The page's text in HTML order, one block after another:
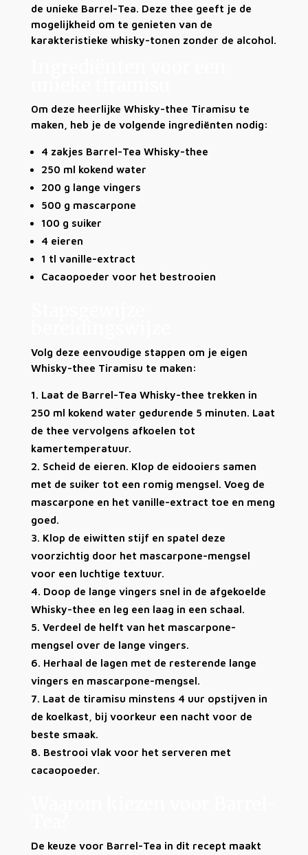
de unieke Barrel-Tea. Deze thee geeft je de
mogelijkheid om te genieten van de
karakteristieke whisky-tonen zonder de alcohol.
Om deze heerlijke Whisky-thee Tiramisu te
maken, heb je de volgende ingrediënten nodig:
4 zakjes Barrel-Tea Whisky-thee
250 ml kokend water
200 g lange vingers
500 g mascarpone
100 g suiker
4 eieren
1 tl vanille-extract
Cacaopoeder voor het bestrooien
Volg deze eenvoudige stappen om je eigen
Whisky-thee Tiramisu te maken:
Laat de Barrel-Tea Whisky-thee trekken in
250 ml kokend water gedurende 5 minuten. Laat
de thee vervolgens afkoelen tot
kamertemperatuur.
Scheid de eieren. Klop de eidooiers samen
met de suiker tot een romig mengsel. Voeg de
mascarpone en het vanille-extract toe en meng
goed.
Klop de eiwitten stijf en spatel deze
voorzichtig door het mascarpone-mengsel
voor een luchtige textuur.
Doop de lange vingers snel in de afgekoelde
Whisky-thee en leg een laag in een schaal.
Verdeel de helft van het mascarpone-
mengsel over de lange vingers.
Herhaal de lagen met de resterende lange
vingers en mascarpone-mengsel.
Laat de tiramisu minstens 4 uur opstijven in
de koelkast, bij voorkeur een nacht voor de
beste smaak.
Bestrooi vlak voor het serveren met
cacaopoeder.
De keuze voor Barrel-Tea in dit recept maakt